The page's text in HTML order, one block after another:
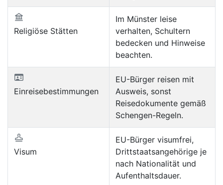
Religiöse Stätten
Im Münster leise
verhalten, Schultern
bedecken und Hinweise
beachten.
Einreisebestimmungen
EU-Bürger reisen mit
Ausweis, sonst
Reisedokumente gemäß
Schengen-Regeln.
Visum
EU-Bürger visumfrei,
Drittstaatsangehörige je
nach Nationalität und
Aufenthaltsdauer.